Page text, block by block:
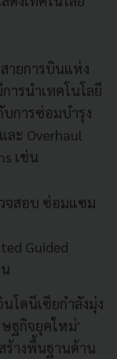
ายการบินแห่ง
ารนำเทคโนโลยี
การซ่อมบำรุง
ละ Overhaul
เช่น
จสอบ ซ่อมแซม
Guided
โดนีเซียกำลังมุ่ง
ษฐกิจยุคใหม่'
ร้างพื้นฐานด้าน